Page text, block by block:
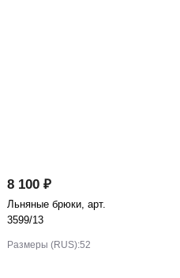
8 100 ₽
Льняные брюки, арт.
3599/13
Размеры (RUS):52